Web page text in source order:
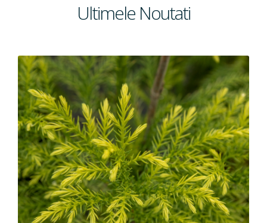
Ultimele Noutati